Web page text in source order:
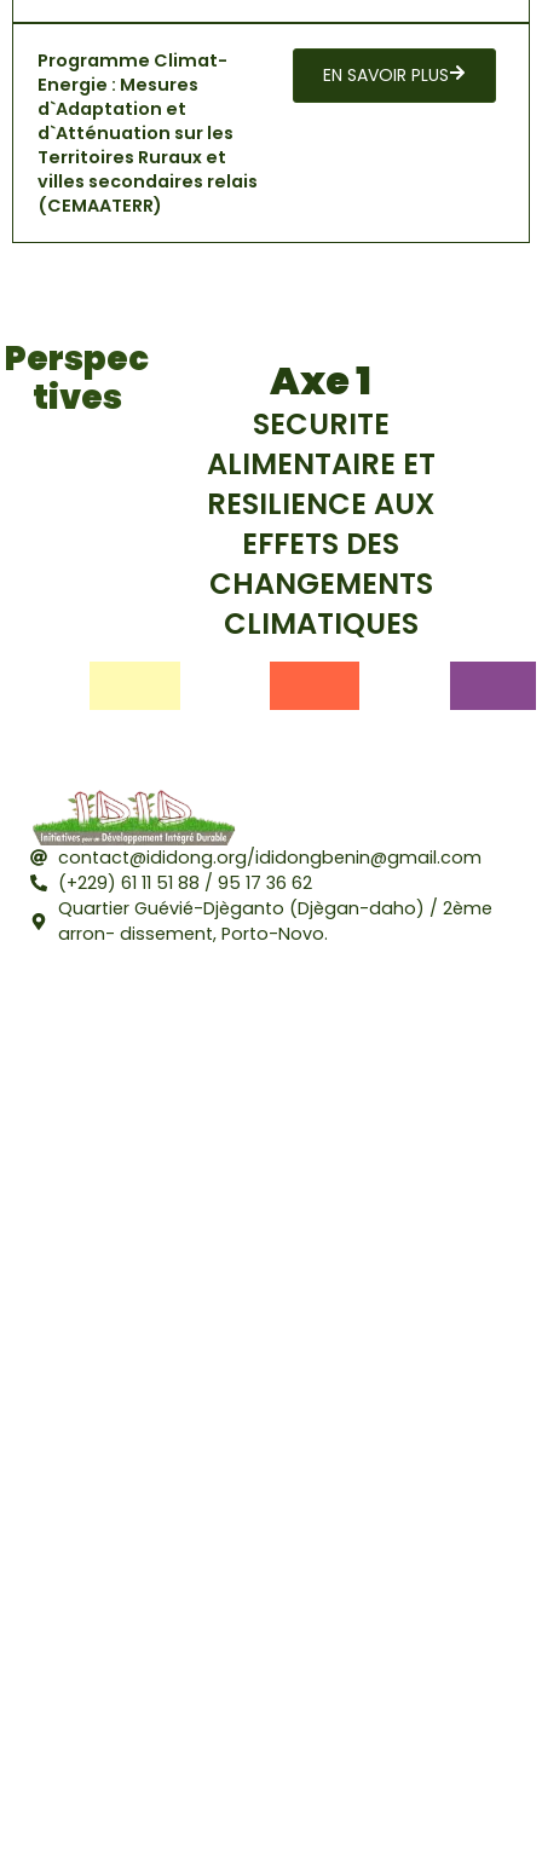
Programme Climat-
Energie : Mesures
d`Adaptation et
d`Atténuation sur les
Territoires Ruraux et
villes secondaires relais
(CEMAATERR)
EN SAVOIR PLUS
Perspec
tives
Axe 1
SECURITE
ALIMENTAIRE ET
RESILIENCE AUX
EFFETS DES
CHANGEMENTS
CLIMATIQUES
contact@ididong.org/ididongbenin@gmail.com
(+229) 61 11 51 88 / 95 17 36 62
Quartier Guévié-Djèganto (Djègan-daho) / 2ème
arron- dissement, Porto-Novo.